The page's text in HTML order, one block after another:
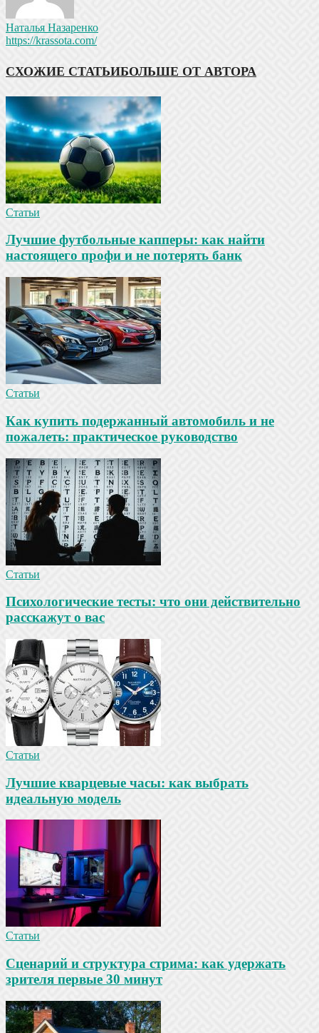
Наталья Назаренко
https://krassota.com/
СХОЖИЕ СТАТЬИБОЛЬШЕ ОТ АВТОРА
Статьи
Лучшие футбольные капперы: как найти
настоящего профи и не потерять банк
Статьи
Как купить подержанный автомобиль и не
пожалеть: практическое руководство
Статьи
Психологические тесты: что они действительно
расскажут о вас
Статьи
Лучшие кварцевые часы: как выбрать
идеальную модель
Статьи
Сценарий и структура стрима: как удержать
зрителя первые 30 минут